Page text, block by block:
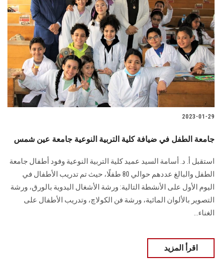
2023-01-29
جامعة الطفل في ضيافة كلية التربية النوعية جامعة عين شمس
استقبل أ. د. أسامة السيد عميد كلية التربية النوعية وفود أطفال جامعة
الطفل والبالغ عددهم حوالي 80 طفلًا، حيث تم تدريب الأطفال في
اليوم الأول على الأنشطة التالية: ورشة الأشغال اليدوية بالورق، ورشة
التصوير بالألوان المائية، ورشة فن الكولاچ، وتدريب الأطفال على
الغناء...
اقرأ المزيد